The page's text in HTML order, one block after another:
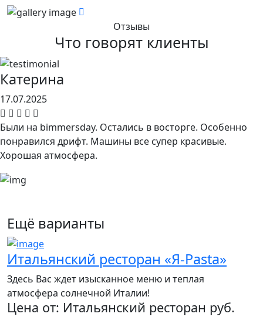
Отзывы
Что говорят клиенты
Катерина
17.07.2025
Были на bimmersday. Остались в восторге. Особенно
понравился дрифт. Машины все супер красивые.
Хорошая атмосфера.
Ещё варианты
Итальянский ресторан «Я-Pasta»
Здесь Вас ждет изысканное меню и теплая
атмосфера солнечной Италии!
Цена от: Итальянский ресторан руб.